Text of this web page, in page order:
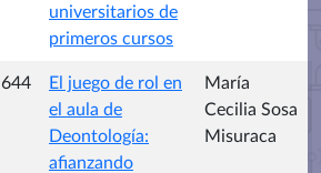
universitarios de
primeros cursos
644
El juego de rol en
el aula de
Deontología:
afianzando
María
Cecilia Sosa
Misuraca